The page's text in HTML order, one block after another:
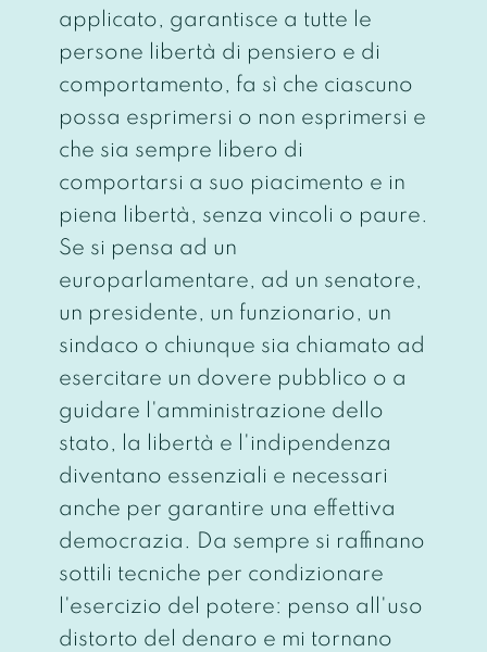
applicato, garantisce a tutte le
persone libertà di pensiero e di
comportamento, fa sì che ciascuno
possa esprimersi o non esprimersi e
che sia sempre libero di
comportarsi a suo piacimento e in
piena libertà, senza vincoli o paure.
Se si pensa ad un
europarlamentare, ad un senatore,
un presidente, un funzionario, un
sindaco o chiunque sia chiamato ad
esercitare un dovere pubblico o a
guidare l'amministrazione dello
stato, la libertà e l'indipendenza
diventano essenziali e necessari
anche per garantire una effettiva
democrazia. Da sempre si raffinano
sottili tecniche per condizionare
l'esercizio del potere: penso all'uso
distorto del denaro e mi tornano